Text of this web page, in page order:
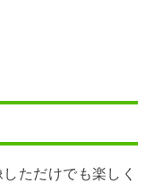
ただけでも楽しく